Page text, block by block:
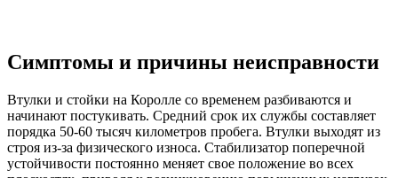
Симптомы и причины неисправности
Втулки и стойки на Королле со временем разбиваются и
начинают постукивать. Средний срок их службы составляет
порядка 50-60 тысяч километров пробега. Втулки выходят из
строя из-за физического износа. Стабилизатор поперечной
устойчивости постоянно меняет свое положение во всех